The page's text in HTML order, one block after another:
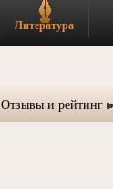
Литература
Отзывы и рейтинг